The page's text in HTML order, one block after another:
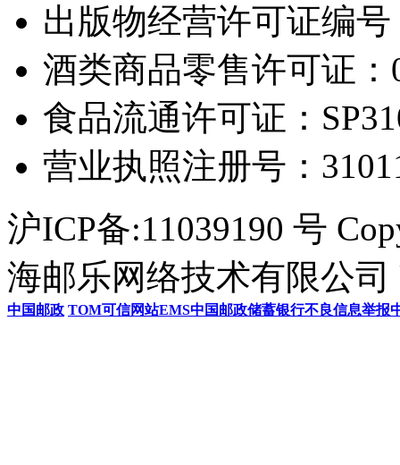
出版物经营许可证编
酒类商品零售许可证：
食品流通许可证：
营业执照注册号：
沪ICP备:11039190 号
海邮乐网络技术有限公司
中国邮政 TOM可信网站EMS中国邮政储蓄银行不良信息举报